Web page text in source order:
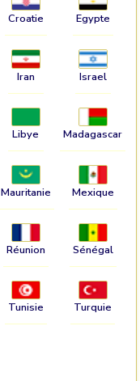
Croatie Egypte
Iran Israel
Libye Madagascar
Mauritanie Mexique
Réunion Sénégal
Tunisie Turquie